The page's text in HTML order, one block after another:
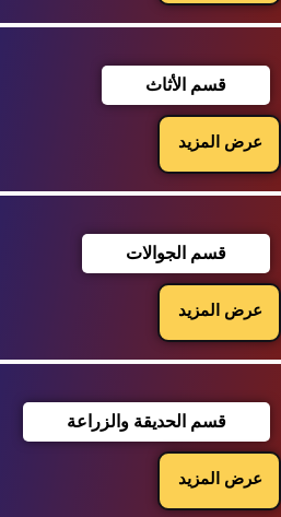
قسم الأثاث
عرض المزيد
قسم الجوالات
عرض المزيد
قسم الحديقة والزراعة
عرض المزيد